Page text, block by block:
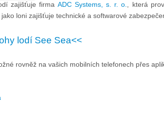
zajišťuje firmaADC Systems, s. r. o.
, která
loni zajišťuje technické a softwarové
lodí See Sea<<
rovněž na vašich mobilních telefonech přes